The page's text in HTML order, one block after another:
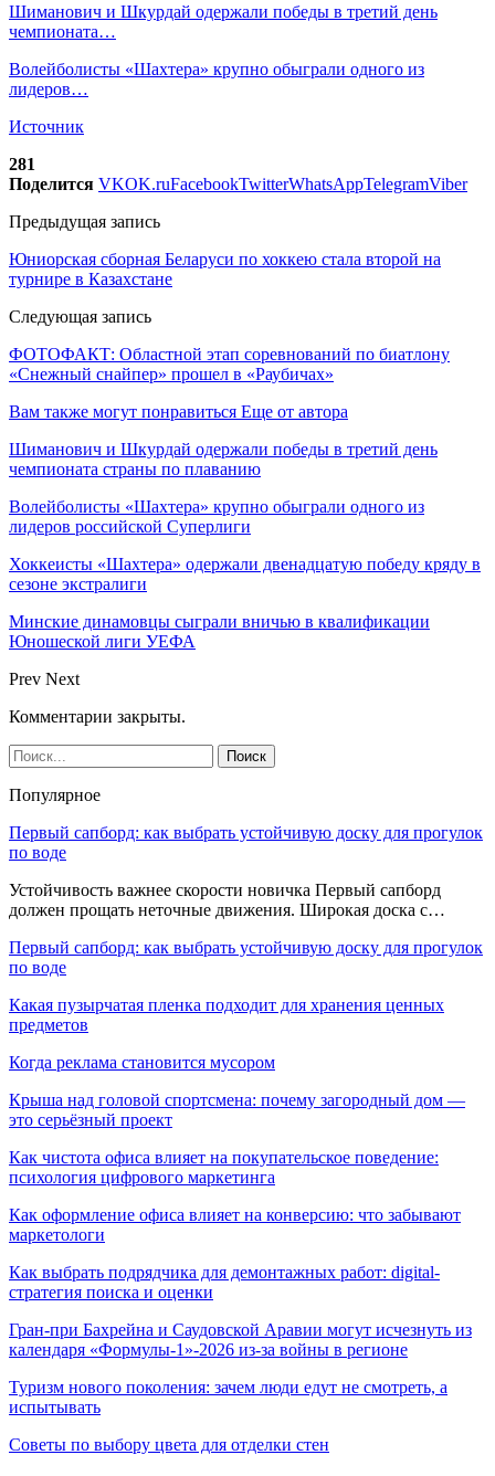
Шиманович и Шкурдай одержали победы в третий день
чемпионата…
Волейболисты «Шахтера» крупно обыграли одного из
лидеров…
Источник
281
Поделится VKOK.ruFacebookTwitterWhatsAppTelegramViber
Предыдущая запись
Юниорская сборная Беларуси по хоккею стала второй на
турнире в Казахстане
Следующая запись
ФОТОФАКТ: Областной этап соревнований по биатлону
«Снежный снайпер» прошел в «Раубичах»
Вам также могут понравиться Еще от автора
Шиманович и Шкурдай одержали победы в третий день
чемпионата страны по плаванию
Волейболисты «Шахтера» крупно обыграли одного из
лидеров российской Суперлиги
Хоккеисты «Шахтера» одержали двенадцатую победу кряду в
сезоне экстралиги
Минские динамовцы сыграли вничью в квалификации
Юношеской лиги УЕФА
Prev Next
Комментарии закрыты.
Популярное
Первый сапборд: как выбрать устойчивую доску для прогулок
по воде
Устойчивость важнее скорости новичка Первый сапборд
должен прощать неточные движения. Широкая доска с…
Первый сапборд: как выбрать устойчивую доску для прогулок
по воде
Какая пузырчатая пленка подходит для хранения ценных
предметов
Когда реклама становится мусором
Крыша над головой спортсмена: почему загородный дом —
это серьёзный проект
Как чистота офиса влияет на покупательское поведение:
психология цифрового маркетинга
Как оформление офиса влияет на конверсию: что забывают
маркетологи
Как выбрать подрядчика для демонтажных работ: digital-
стратегия поиска и оценки
Гран-при Бахрейна и Саудовской Аравии могут исчезнуть из
календаря «Формулы-1»-2026 из-за войны в регионе
Туризм нового поколения: зачем люди едут не смотреть, а
испытывать
Советы по выбору цвета для отделки стен